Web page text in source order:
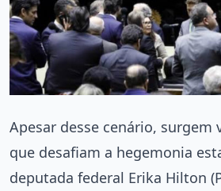
Apesar desse cenário, surgem
que desafiam a hegemonia
deputada federal Erika Hilton